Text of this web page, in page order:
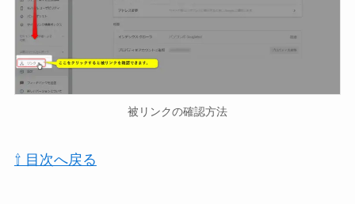
被リンクの確認方法
⇧ 目次へ戻る